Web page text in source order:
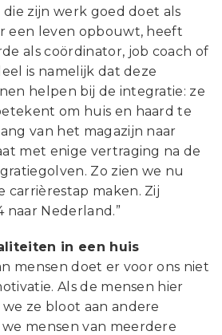
zijn werk goed doet als
een leven opbouwt, heeft
als coördinator, job coach of
is namelijk dat deze
helpen bij de integratie: ze
om huis en haard te
van het magazijn naar
met enige vertraging na de
Zo zien we nu
carrièrestap maken. Zij
naar Nederland.”
in een huis
mensen doet er voor ons niet
Als de mensen hier
ze bloot aan andere
mensen van meerdere